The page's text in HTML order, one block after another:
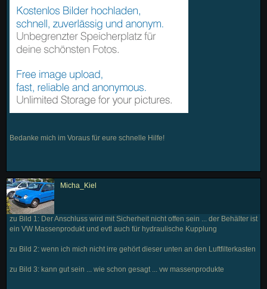
Bedanke mich im Voraus für eure schnelle Hilfe!
Micha_Kiel
zu Bild 1: Der Anschluss wird mit Sicherheit nicht offen sein ... der Behälter ist
ein VW Massenprodukt und evtl auch für hydraulische Kupplung
zu Bild 2: wenn ich mich nicht irre gehört dieser unten an den Luftfilterkasten
zu Bild 3: kann gut sein ... wie schon gesagt ... vw massenprodukte